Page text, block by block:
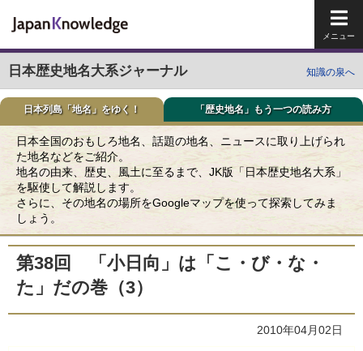
日本歴史地名大系ジャーナル 知識の泉へ
日本列島「地名」をゆく！ 「歴史地名」もう一つの読み方
日本全国のおもしろ地名、話題の地名、ニュースに取り上げられ
た地名などをご紹介。
地名の由来、歴史、風土に至るまで、JK版「日本歴史地名大系」
を駆使して解説します。
さらに、その地名の場所をGoogleマップを使って探索してみま
しょう。
第38回 「小日向」は「こ・び・な・
た」だの巻（3）
2010年04月02日